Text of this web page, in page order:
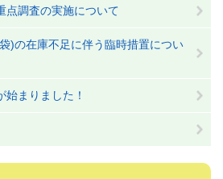
点調査の実施について
)の在庫不足に伴う臨時措置につい
まりました！